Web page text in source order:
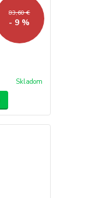
83,60 €
- 9 %
Skladom